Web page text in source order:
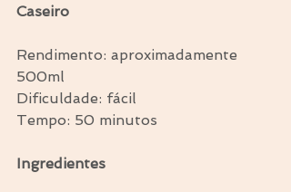
Caseiro
Rendimento: aproximadamente
500ml
Dificuldade: fácil
Tempo: 50 minutos
Ingredientes